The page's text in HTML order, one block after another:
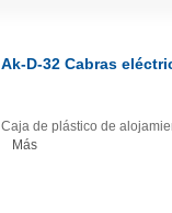
Ak-D-32 Cabras
Caja de plástico de
Más